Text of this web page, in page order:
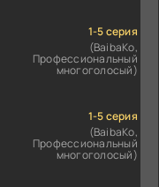
1-5 серия
(BaibaKo,
Профессиональный
многоголосый)
1-5 серия
(BaibaKo,
Профессиональный
многоголосый)